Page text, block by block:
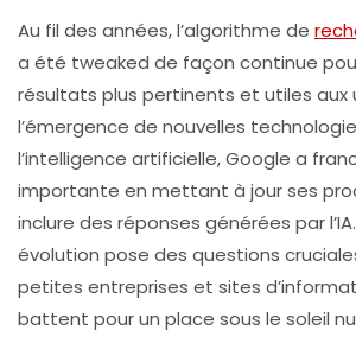
Au fil des années, l’algorithme de
a été tweaked de façon continue
résultats plus pertinents et utiles aux
l’émergence de nouvelles
l’intelligence artificielle, Google a
importante en mettant à jour ses
inclure des réponses générées par
évolution pose des questions
petites entreprises et sites
battent pour un place sous le soleil